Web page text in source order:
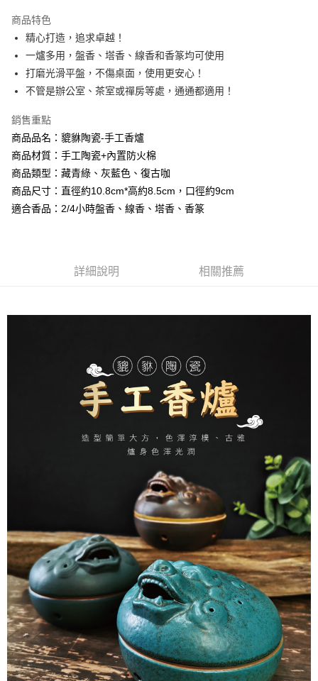
大哥付你分期
相關說明
【大哥付你分期使用說明】
1.本服務由台灣大哥大提供，台灣大哥大用戶可立即使用無須另外申請。
2.付款方式選擇「大哥付你分期」，訂單成立後會自動跳轉到大哥付的交易
成交易。
3.實際核准額度、可分期數及費用金額請依後續交易確認頁面所載為準。
4.訂單成立30分鐘內，如未前往確認交易或遇審核未通過，訂單將自動取
消。如遇「轉專審核」未通過狀況，表示未達大哥付你分期系統評分，恕無
法說明評估內容。
1.分期款項不併入電信帳單，「大哥付你分期」於每月結算日後寄送繳費提
醒簡訊。
1.本服務係由「台灣大哥大股份有限公司」（以下簡稱本公司）所提供，讓
AFTEE先享後付
相關說明
AFTEE先享後付是「在收到商品之後才付款」的支付方式。 讓您購物簡單
便利好安心！
１．簡單：不需註冊會員、不需綁卡、不需儲值。
２．便利：只要手機號碼，簡訊認證，即可結帳。
３．安心：先確認商品／服務後，再付款。
１．於結帳方式選擇「AFTEE先享後付」後，將跳轉至「AFTEE先享後付」
ATM／網路銀行／等多元方式進行付款，方視為交易完成。
※ 請注意：結帳手續完成當下不需立刻繳費，但若您需要取消訂單，請聯絡
※ 交易是否成功請以「AFTEE先享後付 」之結帳頁面顯示為準，若有關於
１．透過由恩沛科技股份有限公司提供之「AFTEE先享後付」服務完成之交
易，需依本服務之必要範圍內提供個人資料，並將交易相關給付款項請求債
權轉讓予恩沛科技股份有限公司。
２．關於個人資料處理事宜，請瀏覽以下網址：
３．未成年的使用者請事先徵得法定代理人或監護人之同意方可使用
「AFTEE先享後付」，若未經同意申辦者引起之損失，本公司不負相關責
４．使用「AFTEE先享後付」時，將依據個別帳號之用戶狀況，依本公司即
時審查核予不同之上限額度；若仍有額度不足之情形，本公司將視審查結果
５．嚴禁一人註冊多個帳號或使用他人資訊註冊。若發現惡意使用之情形，
恩沛科技股份有限公司將有權停止該用戶之使用額度並採取法律行動。
Hami Point
相關說明
「Hami Point」為中華電信所提供之點數服務，可於會員專區綁定中華電信
會員帳號後，即可在購物車使用 Hami Point 折抵消費金額 (1點等於1元)。
貨到付款
每筆NT$80，滿NT$1,288(含以上)免運費
每筆NT$80，滿NT$1,288(含以上)免運費
每筆NT$80，滿NT$1,288(含以上)免運費
付款後萊爾富取貨
每筆NT$80，滿NT$1,288(含以上)免運費
每筆NT$80，滿NT$1,288(含以上)免運費
每筆NT$80，滿NT$1,288(含以上)免運費
每筆NT$80，滿NT$1,200(含以上)免運費
貨到付款
每筆NT$150，滿NT$1,500(含以上)免運費
商品特色
精心打造，追求卓越！
一爐多用，盤香、塔香、線香和香篆均可使用
打磨光滑平盤，不傷桌面，使用更安心！
不管是辦公室、茶室或禪房等處，通通都適用！
銷售重點
商品品名：貔貅陶瓷-手工香爐
商品材質：手工陶瓷+內置防火棉
商品類型：藏青綠、灰藍色、復古咖
商品尺寸：直徑約10.8cm*高約8.5cm，口徑約9cm
適合香品：2/4小時盤香、線香、塔香、香篆
詳細說明 相關推薦